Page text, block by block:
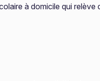
à domicile qui